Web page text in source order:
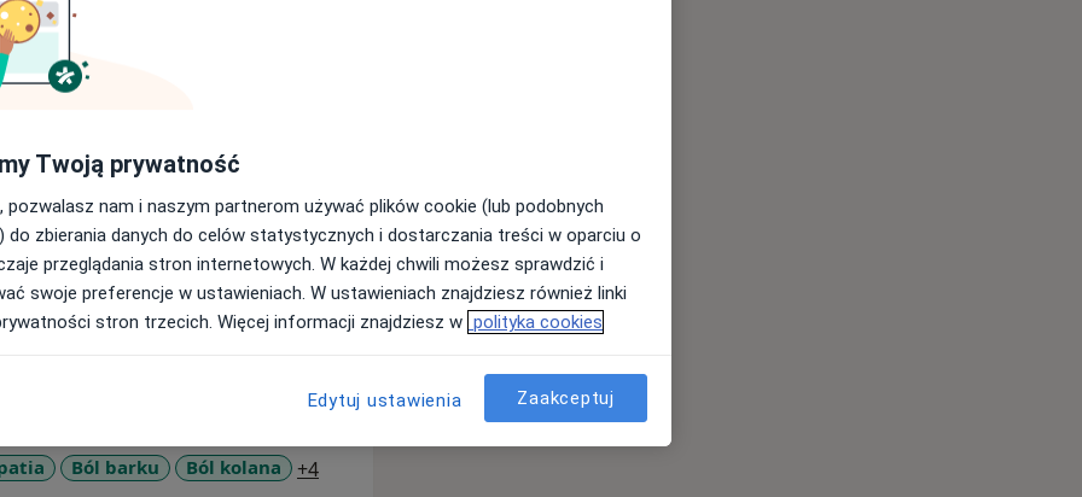
Uniwersytetu
Schule
pacjenta staram się ustalać
osiągnięcia możliwie najlepszych
pracy z pacjentami ortopedycznymi,
oraz z pacjentami z
różnego pochodzenia.
ciągłym rozwojem i podnoszeniem
bieżąco z nowoczesnymi metodami
uzyskałem certyfikaty
Wg Koncepcji Kaltenborn-
Mięśniowo- Powięziowego,
Ból barku Ból kolana +4a11y_sr_more_diseases
Twoją prywatność
pozwalasz nam i naszym partnerom używać plików cookie (lub podobnych
do zbierania danych do celów statystycznych i dostarczania treści w oparciu o
przeglądania stron internetowych. W każdej chwili możesz sprawdzić i
swoje preferencje w ustawieniach. W ustawieniach znajdziesz również linki
stron trzecich. Więcej informacji znajdziesz w polityka cookies
Edytuj ustawienia Zaakceptuj